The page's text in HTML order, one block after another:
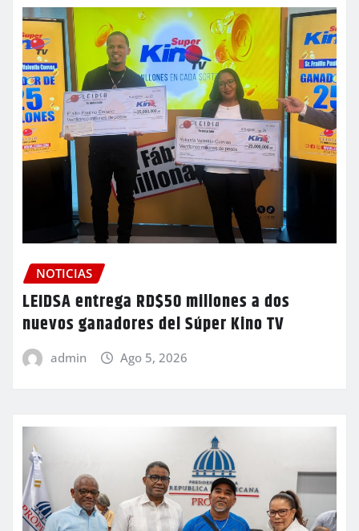
NOTICIAS
LEIDSA entrega RD$50 millones a dos
nuevos ganadores del Súper Kino TV
admin Ago 5, 2026